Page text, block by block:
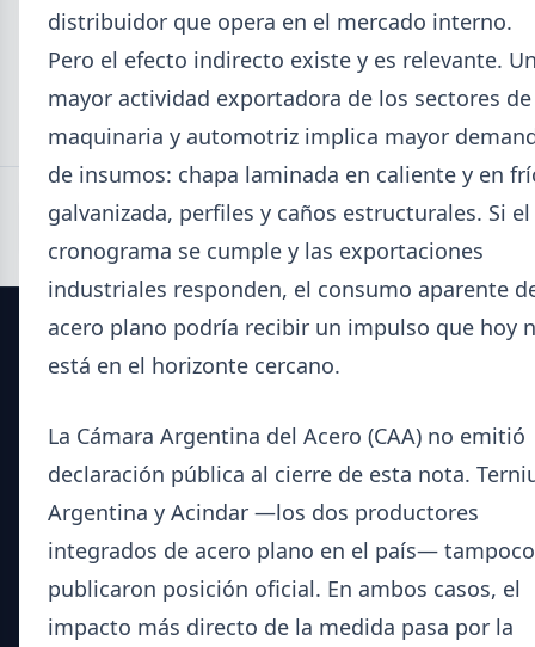
SIDERDATO
y el mercado del acero en Argentina.
Secciones
Noticias del Sector
Datos Técnicos
Guía Metalúrgica
distribuidor que opera en el mercado interno.
Pero el efecto indirecto existe y es relevante.
mayor actividad exportadora de los sectores de
maquinaria y automotriz implica mayor
de insumos: chapa laminada en caliente y en
galvanizada, perfiles y caños estructurales. Si el
cronograma se cumple y las exportaciones
industriales responden, el consumo aparente
acero plano podría recibir un impulso que hoy
está en el horizonte cercano.
La Cámara Argentina del Acero (CAA) no emitió
declaración pública al cierre de esta nota.
Argentina y Acindar —los dos productores
integrados de acero plano en el país— tampoco
publicaron posición oficial. En ambos casos, el
impacto más directo de la medida pasa por la